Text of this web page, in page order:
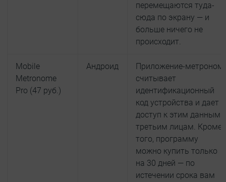
перемещаются туда-
сюда по экрану — и
больше ничего не
происходит.
Mobile
Metronome
Pro (47 руб.)
Андроид
Приложение-метроном
считывает
идентификационный
код устройства и дает
доступ к этим данным
третьим лицам. Кроме
того, программу
можно купить только
на 30 дней — по
истечении срока вам